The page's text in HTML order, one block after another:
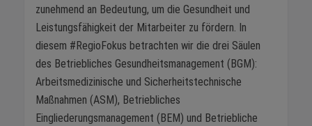
zunehmend an Bedeutung, um die Gesundheit und
Leistungsfähigkeit der Mitarbeiter zu fördern. In
diesem #RegioFokus betrachten wir die drei Säulen
des Betriebliches Gesundheitsmanagement (BGM):
Arbeitsmedizinische und Sicherheitstechnische
Maßnahmen (ASM), Betriebliches
Eingliederungsmanagement (BEM) und Betriebliche